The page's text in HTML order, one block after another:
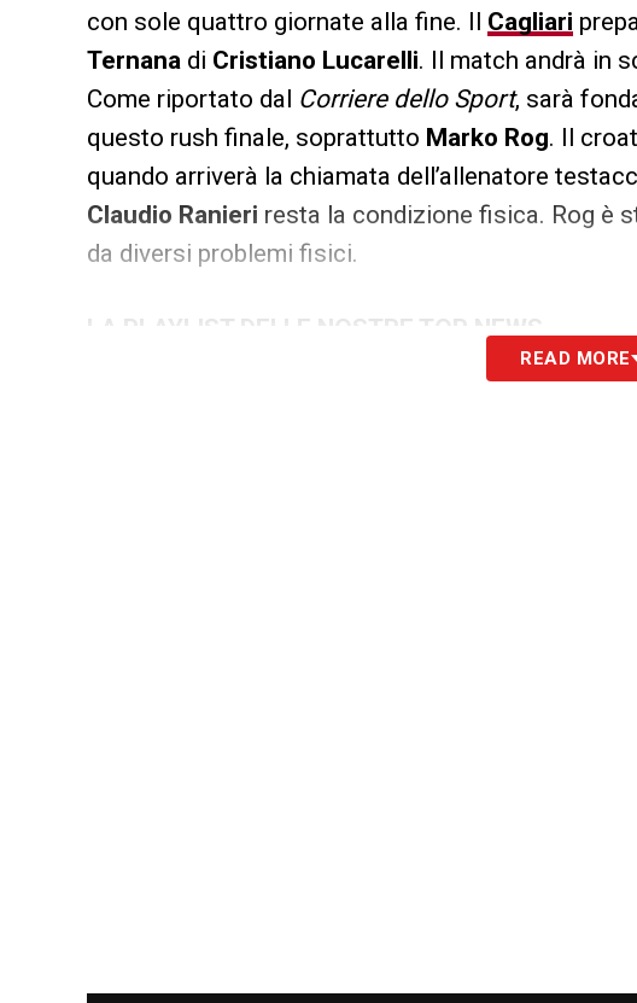
con sole quattro giornate alla fine. Il Cagliari
Ternana di Cristiano Lucarelli. Il match andrà in
Come riportato dal Corriere dello Sport, sarà
questo rush finale, soprattutto Marko Rog. Il
quando arriverà la chiamata dell’allenatore
Claudio Ranieri resta la condizione fisica. Rog è
da diversi problemi fisici.
LA PLAYLIST DELLE NOSTRE TOP NEWS
READ MORE